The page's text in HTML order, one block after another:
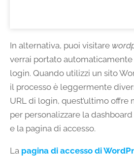
In alternativa, puoi visitare
verrai portato
login. Quando utilizzi un sito
il processo è leggermente
URL di login, quest’ultimo
per personalizzare la
e la pagina di accesso.
La pagina di accesso di